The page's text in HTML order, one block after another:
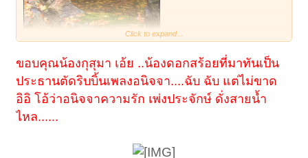
Click to expand...
ขอบคุณน้องกุสุมา เอ้ย ..น้องดอกสร้อยที่มาทันเป็น
ประธานตัดริบบิ้นเพลงอนิจจา....ฉับ ฉับ แต่ไม่ขาด
อิอิ โอ้ว่าอนิจจาความรัก เพ่งประจักษ์ ดั่งสายน้ำ
ไหล......